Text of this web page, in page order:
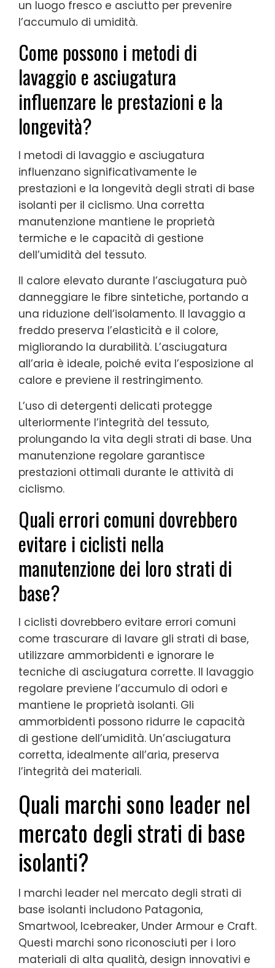
un luogo fresco e asciutto per prevenire
l’accumulo di umidità.
Come possono i metodi di
lavaggio e asciugatura
influenzare le prestazioni e la
longevità?
I metodi di lavaggio e asciugatura
influenzano significativamente le
prestazioni e la longevità degli strati di base
isolanti per il ciclismo. Una corretta
manutenzione mantiene le proprietà
termiche e le capacità di gestione
dell’umidità del tessuto.
Il calore elevato durante l’asciugatura può
danneggiare le fibre sintetiche, portando a
una riduzione dell’isolamento. Il lavaggio a
freddo preserva l’elasticità e il colore,
migliorando la durabilità. L’asciugatura
all’aria è ideale, poiché evita l’esposizione al
calore e previene il restringimento.
L’uso di detergenti delicati protegge
ulteriormente l’integrità del tessuto,
prolungando la vita degli strati di base. Una
manutenzione regolare garantisce
prestazioni ottimali durante le attività di
ciclismo.
Quali errori comuni dovrebbero
evitare i ciclisti nella
manutenzione dei loro strati di
base?
I ciclisti dovrebbero evitare errori comuni
come trascurare di lavare gli strati di base,
utilizzare ammorbidenti e ignorare le
tecniche di asciugatura corrette. Il lavaggio
regolare previene l’accumulo di odori e
mantiene le proprietà isolanti. Gli
ammorbidenti possono ridurre le capacità
di gestione dell’umidità. Un’asciugatura
corretta, idealmente all’aria, preserva
l’integrità dei materiali.
Quali marchi sono leader nel
mercato degli strati di base
isolanti?
I marchi leader nel mercato degli strati di
base isolanti includono Patagonia,
Smartwool, Icebreaker, Under Armour e Craft.
Questi marchi sono riconosciuti per i loro
materiali di alta qualità, design innovativi e